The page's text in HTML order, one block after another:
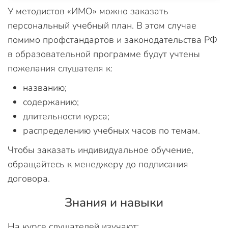
У методистов «ИМО» можно заказать
персональный учебный план. В этом случае
помимо профстандартов и законодательства РФ
в образовательной программе будут учтены
пожелания слушателя к:
названию;
содержанию;
длительности курса;
распределению учебных часов по темам.
Чтобы заказать индивидуальное обучение,
обращайтесь к менеджеру до подписания
договора.
Знания и навыки